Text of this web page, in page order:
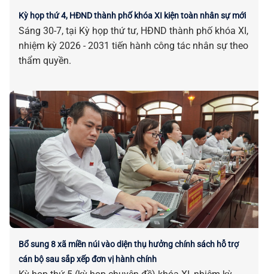
Kỳ họp thứ 4, HĐND thành phố khóa XI kiện toàn nhân sự mới
Sáng 30-7, tại Kỳ họp thứ tư, HĐND thành phố khóa XI,
nhiệm kỳ 2026 - 2031 tiến hành công tác nhân sự theo
thẩm quyền.
Bổ sung 8 xã miền núi vào diện thụ hưởng chính sách hỗ trợ
cán bộ sau sắp xếp đơn vị hành chính